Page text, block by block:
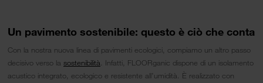
Un pavimento sostenibile: questo è ciò che conta
Con la nostra nuova linea di pavimenti ecologici, compiamo un altro passo
decisivo verso la sostenibilità. Infatti, FLOORganic dispone di un isolamento
acustico integrato, ecologico e resistente all’umidità. È realizzato con